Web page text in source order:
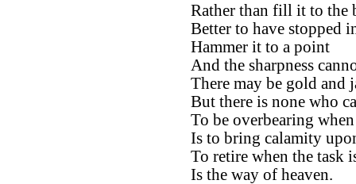
Rather than fill it to the
Better to have stopped
Hammer it to a point
And the sharpness
There may be gold and
But there is none who
To be overbearing
Is to bring calamity
To retire when the task
Is the way of heaven.